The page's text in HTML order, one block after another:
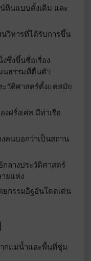
หินแบบดั้งเดิม และ
วิหารที่ได้รับการขึ้น
ซึ่งขึ้นชื่อเรื่อง
นธรรมที่ตื่นตัว
ะวัติศาสตร์ตั้งแต่สมัย
ฝรั่งเศส มีท่าเรือ
งคนบอกว่าเป็นสถาน
ลางประวัติศาสตร์
ยแห่ง
ยกรรมอิฐอันโดดเด่น
กแม่น้ำและพื้นที่ชุ่ม